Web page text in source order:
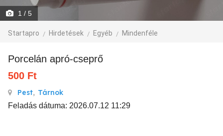
1 / 5
Startapro Hirdetések Egyéb Mindenféle
Porcelán apró-cseprő
500 Ft
Pest, Tárnok
Feladás dátuma: 2026.07.12 11:29